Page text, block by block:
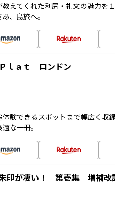
えてくれた利尻・礼文の魅力を
、島旅へ。
ｌａｔ ロンドン
験できるスポットまで幅広く収
な一冊。
印が凄い！ 第壱集 増補改